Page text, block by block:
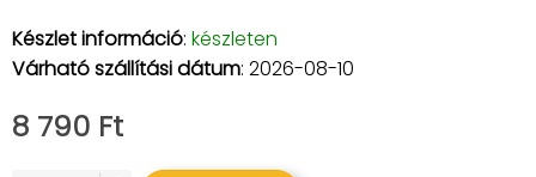
Készlet információ: készleten
Várható szállítási dátum: 2026-08-10
8 790 Ft